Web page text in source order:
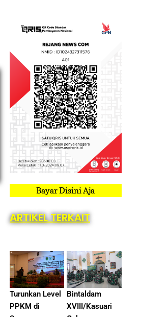
Bayar Disini Aja
ARTIKEL TERKAIT
Turunkan Level
PPKM di
Bintaldam
XVIII/Kasuari